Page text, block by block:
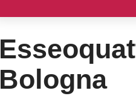
Bologna